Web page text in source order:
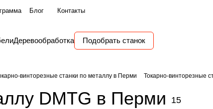
Блог Контакты
Деревообработка Подобрать станок
винторезные станки по металлу в Перми Токарно-винторезные
DMTG в Перми 15